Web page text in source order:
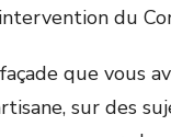
du
que vous
sur des